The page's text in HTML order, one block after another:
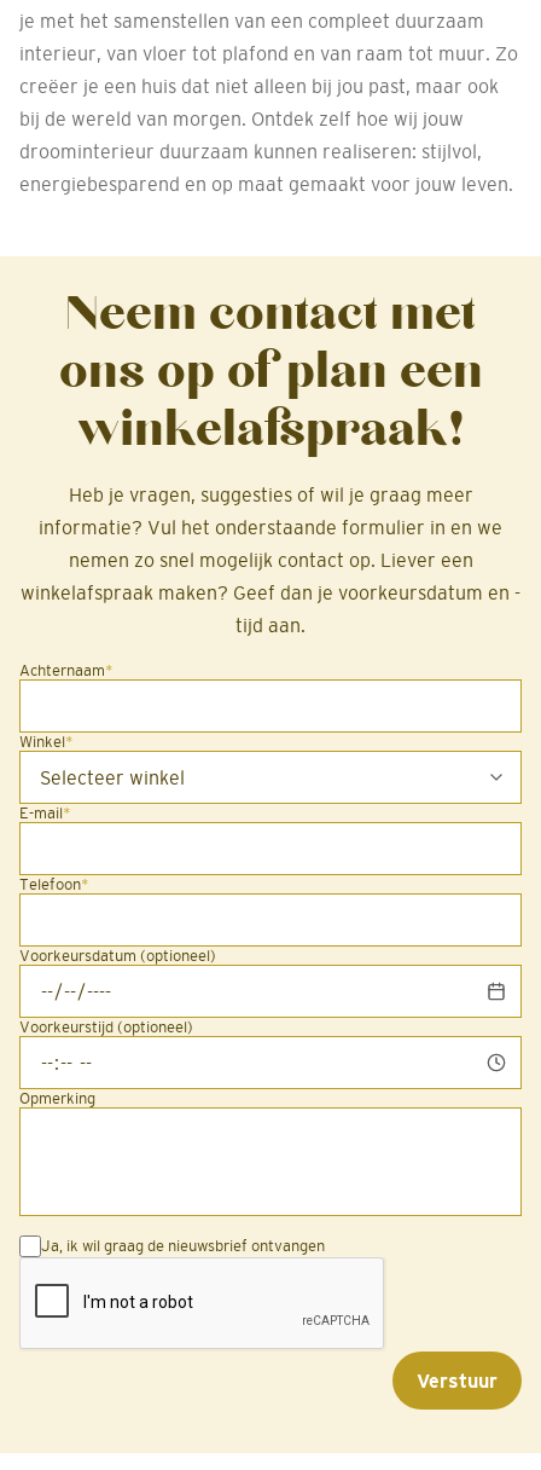
je met het samenstellen van een compleet duurzaam
interieur, van vloer tot plafond en van raam tot muur. Zo
creëer je een huis dat niet alleen bij jou past, maar ook
bij de wereld van morgen. Ontdek zelf hoe wij jouw
droominterieur duurzaam kunnen realiseren: stijlvol,
energiebesparend en op maat gemaakt voor jouw leven.
Neem contact met
ons op of plan een
winkelafspraak!
Heb je vragen, suggesties of wil je graag meer
informatie? Vul het onderstaande formulier in en we
nemen zo snel mogelijk contact op. Liever een
winkelafspraak maken? Geef dan je voorkeursdatum en -
tijd aan.
Achternaam*
Winkel*
E-mail*
Telefoon*
Voorkeursdatum (optioneel)
Voorkeurstijd (optioneel)
Opmerking
Ja, ik wil graag de nieuwsbrief ontvangen